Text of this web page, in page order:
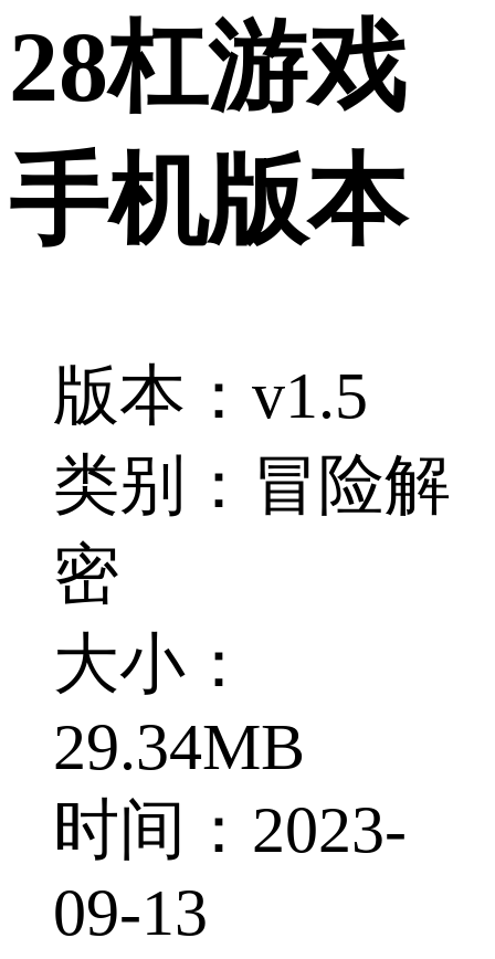
28杠游戏
手机版本
版本：v1.5
类别：冒险解
密
大小：
29.34MB
时间：2023-
09-13